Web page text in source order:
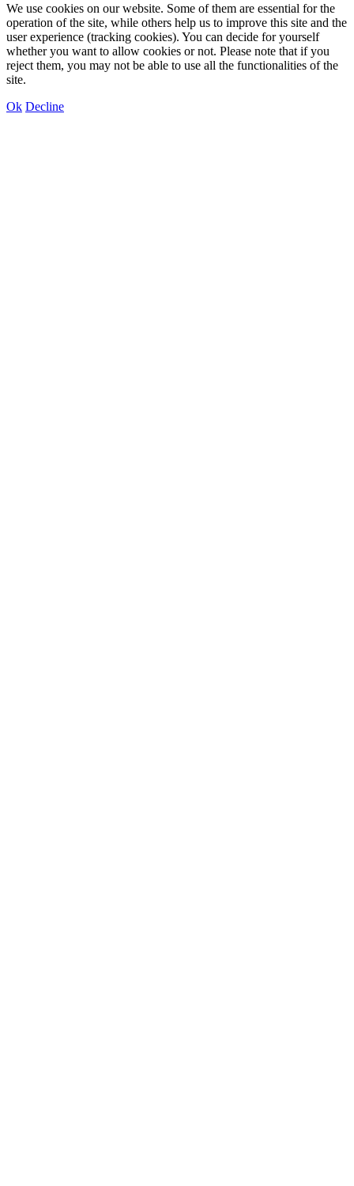
We use cookies on our website. Some of them are essential for the
operation of the site, while others help us to improve this site and the
user experience (tracking cookies). You can decide for yourself
whether you want to allow cookies or not. Please note that if you
reject them, you may not be able to use all the functionalities of the
site.
Ok Decline